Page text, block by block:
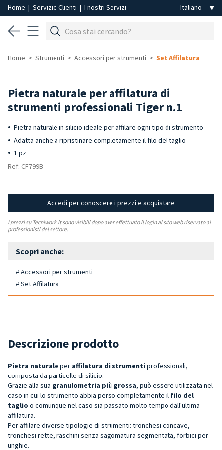
Home | Servizio Clienti | I nostri Servizi
Home Strumenti Accessori per strumenti Set Affilatura
Pietra naturale per affilatura di
strumenti professionali Tiger n.1
Pietra naturale in silicio ideale per affilare ogni tipo di strumento
Adatta anche a ripristinare completamente il filo del taglio
1 pz
Ref: CF799B
Accedi per conoscere i prezzi e acquistare
I prezzi su Tecniwork.it sono visibili dopo aver effettuato il login al sito web riservato ai
professionisti del settore.
Scopri anche:
# Accessori per strumenti
# Set Affilatura
Descrizione prodotto
Pietra naturale per affilatura di strumenti professionali,
composta da particelle di silicio.
Grazie alla sua granulometria più grossa, può essere utilizzata nel
caso in cui lo strumento abbia perso completamente il filo del
taglio o comunque nel caso sia passato molto tempo dall'ultima
affilatura.
Per affilare diverse tipologie di strumenti: tronchesi concave,
tronchesi rette, raschini senza sagomatura segmentata, forbici per
unghie.